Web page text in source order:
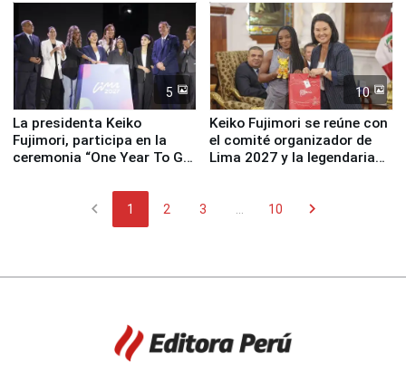
equipamiento para
Serenazgo
5
La presidenta Keiko
Fujimori, participa en la
ceremonia “One Year To Go
10
Keiko Fujimori se reúne con
el comité organizador de
Lima 2027 y la legendaria
chevron_left 1 2 3 10 chevron_right